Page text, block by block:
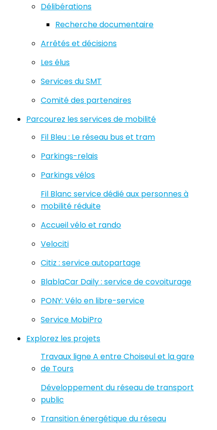
Délibérations
Recherche documentaire
Arrêtés et décisions
Les élus
Services du SMT
Comité des partenaires
Parcourez les services de mobilité
Fil Bleu : Le réseau bus et tram
Parkings-relais
Parkings vélos
Fil Blanc service dédié aux personnes à
mobilité réduite
Accueil vélo et rando
Velociti
Citiz : service autopartage
BlablaCar Daily : service de covoiturage
PONY: Vélo en libre-service
Service MobiPro
Explorez les projets
Travaux ligne A entre Choiseul et la gare
de Tours
Développement du réseau de transport
public
Transition énergétique du réseau